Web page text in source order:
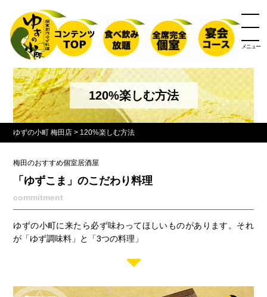
メニュー
120%楽しむ方法
ゆずの小町 梅田店 > 120%楽しむ方法
梅田のおすすめ個室居酒屋
「ゆずこま」のこだわり料理
commitment
ゆずの小町に来たら必ず味わってほしいものがあります。それ
が「ゆず調味料」と「3つの料理」